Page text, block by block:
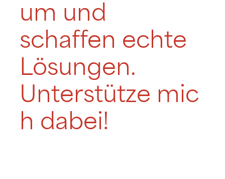
um und
schaffen echte
Lösungen.
Unterstütze mic
h dabei!